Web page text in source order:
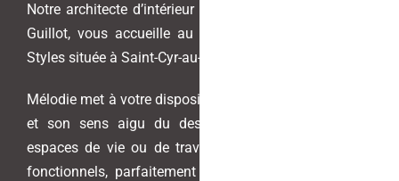
Notre architecte d’intérieur et maitre d’oeuvre, Mélodie
Guillot, vous accueille au sein de l’agence Notes de
Styles située à Saint-Cyr-au-Mont-d’Or.
Mélodie met à votre disposition son savoir-faire unique
et son sens aigu du design pour transformer vos
espaces de vie ou de travail en lieux harmonieux et
fonctionnels, parfaitement adaptés à vos besoins et